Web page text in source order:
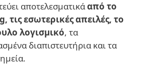
αποτελεσματικάαπό το
τις εσωτερικές απειλές, το
λογισμικό, τα
διαπιστευτήρια και τα